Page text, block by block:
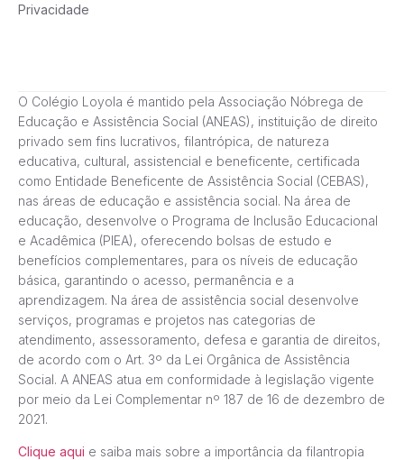
Privacidade
O Colégio Loyola é mantido pela Associação Nóbrega de
Educação e Assistência Social (ANEAS), instituição de direito
privado sem fins lucrativos, filantrópica, de natureza
educativa, cultural, assistencial e beneficente, certificada
como Entidade Beneficente de Assistência Social (CEBAS),
nas áreas de educação e assistência social. Na área de
educação, desenvolve o Programa de Inclusão Educacional
e Acadêmica (PIEA), oferecendo bolsas de estudo e
benefícios complementares, para os níveis de educação
básica, garantindo o acesso, permanência e a
aprendizagem. Na área de assistência social desenvolve
serviços, programas e projetos nas categorias de
atendimento, assessoramento, defesa e garantia de direitos,
de acordo com o Art. 3º da Lei Orgânica de Assistência
Social. A ANEAS atua em conformidade à legislação vigente
por meio da Lei Complementar nº 187 de 16 de dezembro de
2021.
Clique aqui e saiba mais sobre a importância da filantropia